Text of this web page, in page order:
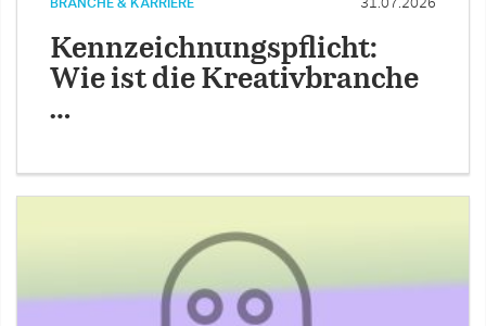
BRANCHE & KARRIERE 31.07.2026
Kennzeichnungspflicht:
Wie ist die Kreativbranche
…